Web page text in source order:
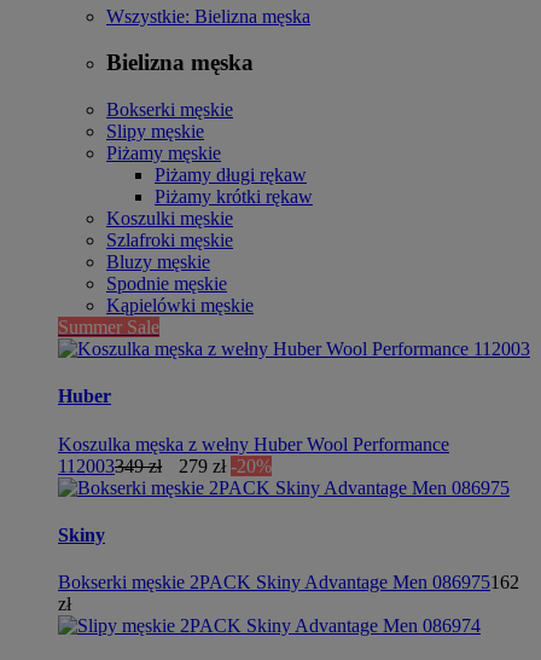
Wszystkie: Bielizna męska
Bielizna męska
Bokserki męskie
Slipy męskie
Piżamy męskie
Piżamy długi rękaw
Piżamy krótki rękaw
Koszulki męskie
Szlafroki męskie
Bluzy męskie
Spodnie męskie
Kąpielówki męskie
Summer Sale
Huber
Koszulka męska z wełny Huber Wool Performance
112003349 zł 279 zł -20%
Skiny
Bokserki męskie 2PACK Skiny Advantage Men 086975162
zł